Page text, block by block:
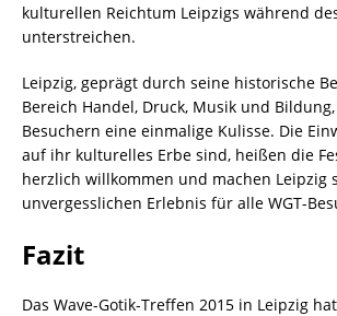
kulturellen Reichtum Leipzigs während
unterstreichen.
Leipzig, geprägt durch seine historische
Bereich Handel, Druck, Musik und
Besuchern eine einmalige Kulisse. Die
auf ihr kulturelles Erbe sind, heißen die
herzlich willkommen und machen Leipzig
unvergesslichen Erlebnis für alle WGT-
Fazit
Das Wave-Gotik-Treffen 2015 in Leipzig